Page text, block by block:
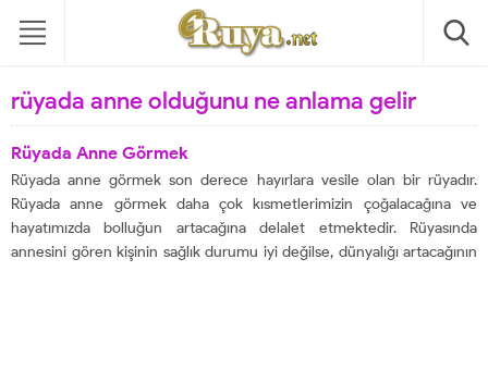
rüyada anne olduğunu ne anlama gelir
Rüyada Anne Görmek
Rüyada anne görmek son derece hayırlara vesile olan bir rüyadır.
Rüyada anne görmek daha çok kısmetlerimizin çoğalacağına ve
hayatımızda bolluğun artacağına delalet etmektedir. Rüyasında
annesini gören kişinin sağlık durumu iyi değilse, dünyalığı artacağının